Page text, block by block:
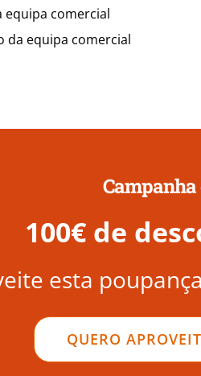
equipa comercial
da equipa comercial
100€ de
esta
QUERO